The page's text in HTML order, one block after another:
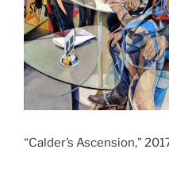
“Calder’s Ascension,”